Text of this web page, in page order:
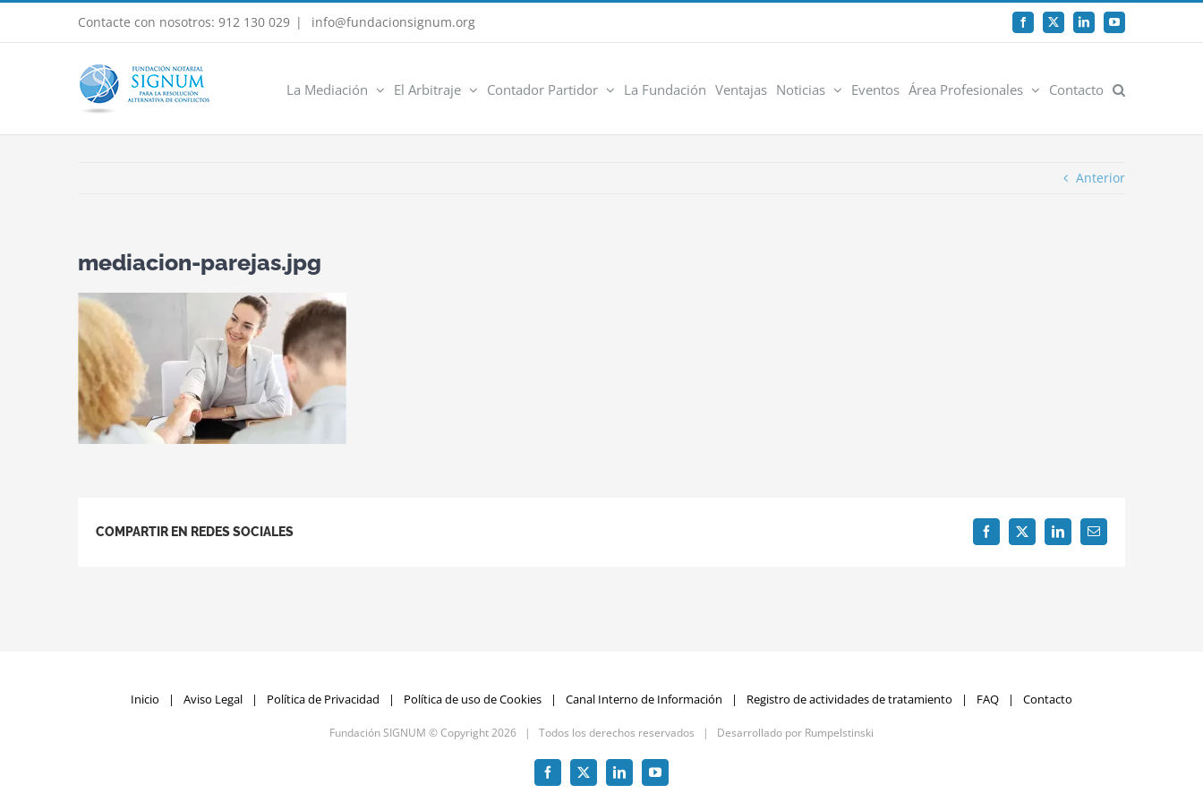
Saltar
contenido
Contacte con nosotros: 912 130 029 | info@fundacionsignum.org Facebook
X LinkedInYouTube
La Mediación El Arbitraje Contador Partidor La Fundación Ventajas Noticias Eventos Área Profesionales Contacto
Anterior
mediacion-parejas.jpg
COMPARTIR EN REDES SOCIALES Facebook
X LinkedInCorreo
electrónico
Inicio Aviso Legal Política de Privacidad Política de uso de Cookies Canal Interno de Información Registro de actividades de tratamiento FAQ Contacto
Fundación SIGNUM © Copyright2026 | Todos los derechos reservados | Desarrollado por Rumpelstinski
Facebook
X LinkedInYouTube